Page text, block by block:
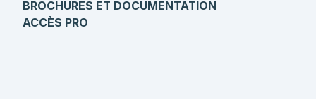
BROCHURES ET DOCUMENTATION
ACCÈS PRO